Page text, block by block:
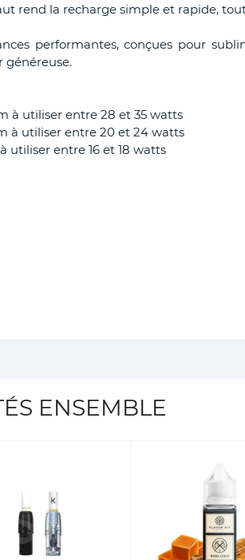
rend la recharge simple et rapide,
performantes, conçues pour
généreuse.
à utiliser entre 28 et 35 watts
à utiliser entre 20 et 24 watts
utiliser entre 16 et 18 watts
ENSEMBLE